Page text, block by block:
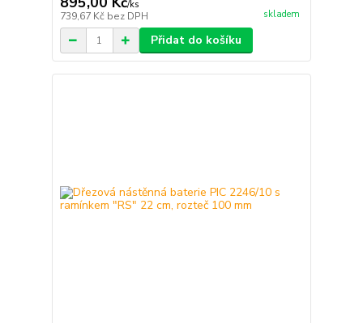
/ks
739,67 Kč bez DPH skladem
Přidat do košíku